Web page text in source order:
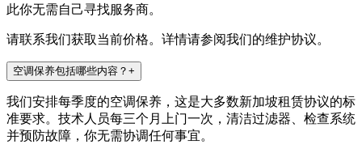
此你无需自己寻找服务商。
请联系我们获取当前价格。详情请参阅我们的维护协议。
空调保养包括哪些内容？ +
我们安排每季度的空调保养，这是大多数新加坡租赁协议的标
准要求。技术人员每三个月上门一次，清洁过滤器、检查系统
并预防故障，你无需协调任何事宜。